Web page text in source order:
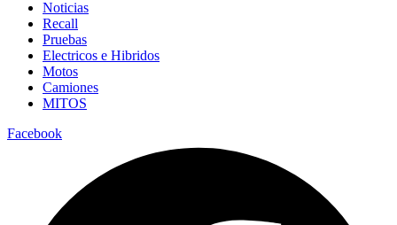
Noticias
Recall
Pruebas
Electricos e Hibridos
Motos
Camiones
MITOS
Facebook